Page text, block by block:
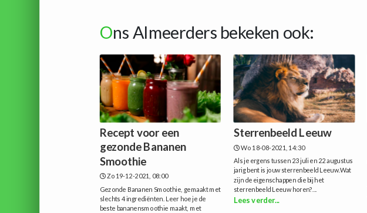
Ons Almeerders bekeken ook:
Recept voor een
gezonde Bananen
Smoothie
Zo 19-12-2021, 08:00
Gezonde Bananen Smoothie, gemaakt met
slechts 4 ingrediënten. Leer hoe je de
beste bananensmoothie maakt, met
Sterrenbeeld Leeuw
Wo 18-08-2021, 14:30
Als je ergens tussen 23 juli en 22 augustus
jarig bent is jouw sterrenbeeld Leeuw.Wat
zijn de eigenschappen die bij het
sterrenbeeld Leeuw horen?...
Lees verder...